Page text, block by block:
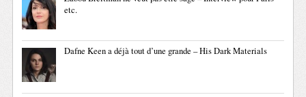
etc.
Dafne Keen a déjà tout d’une grande – His Dark Materials